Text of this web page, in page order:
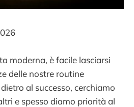
moderna, è facile lasciarsi
delle nostre routine
al successo, cerchiamo
e spesso diamo priorità al